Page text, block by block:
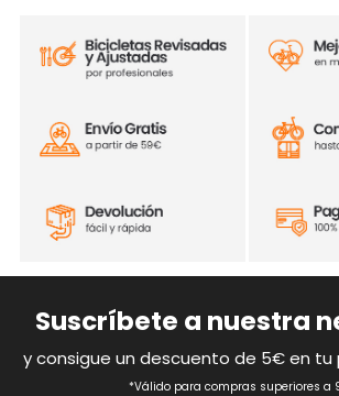
Suscríbete a nuestra
y consigue un descuento de 5€ en tu
*Válido para compras superiores a